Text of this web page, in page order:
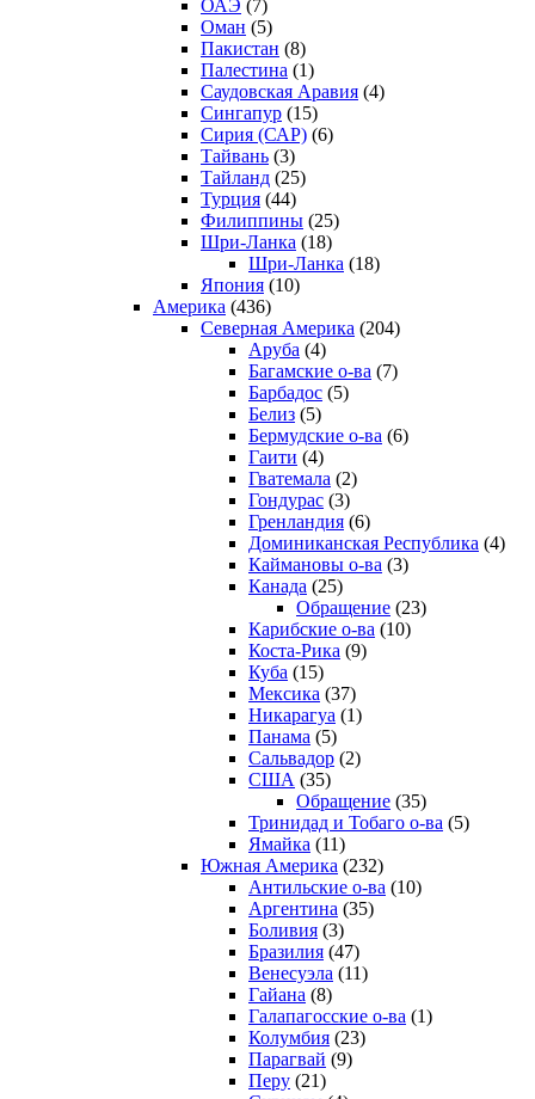
ОАЭ (7)
Оман (5)
Пакистан (8)
Палестина (1)
Саудовская Аравия (4)
Сингапур (15)
Сирия (САР) (6)
Тайвань (3)
Тайланд (25)
Турция (44)
Филиппины (25)
Шри-Ланка (18)
Шри-Ланка (18)
Япония (10)
Америка (436)
Северная Америка (204)
Аруба (4)
Багамские о-ва (7)
Барбадос (5)
Белиз (5)
Бермудские о-ва (6)
Гаити (4)
Гватемала (2)
Гондурас (3)
Гренландия (6)
Доминиканская Республика (4)
Каймановы о-ва (3)
Канада (25)
Обращение (23)
Карибские о-ва (10)
Коста-Рика (9)
Куба (15)
Мексика (37)
Никарагуа (1)
Панама (5)
Сальвадор (2)
США (35)
Обращение (35)
Тринидад и Тобаго о-ва (5)
Ямайка (11)
Южная Америка (232)
Антильские о-ва (10)
Аргентина (35)
Боливия (3)
Бразилия (47)
Венесуэла (11)
Гайана (8)
Галапагосские о-ва (1)
Колумбия (23)
Парагвай (9)
Перу (21)